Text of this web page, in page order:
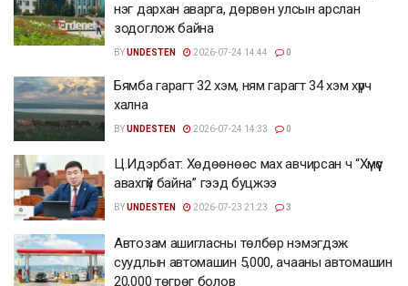
нэг дархан аварга, дөрвөн улсын арслан
зодоглож байна
BYUNDESTEN 2026-07-24 14:44 0
Бямба гарагт 32 хэм, ням гарагт 34 хэм хүрч
хална
BYUNDESTEN 2026-07-24 14:33 0
Ц.Идэрбат: Хөдөөнөөс мах авчирсан ч “Хүмүүс
авахгүй байна” гээд буцжээ
BYUNDESTEN 2026-07-23 21:23 3
Автозам ашигласны төлбөр нэмэгдэж
суудлын автомашин 5,000, ачааны автомашин
20,000 төгрөг болов